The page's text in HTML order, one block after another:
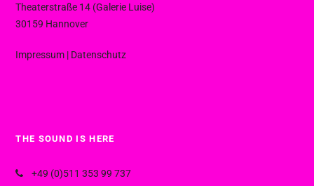
Theaterstraße 14 (Galerie Luise)
30159 Hannover
Impressum | Datenschutz
THE SOUND IS HERE
+49 (0)511 353 99 737